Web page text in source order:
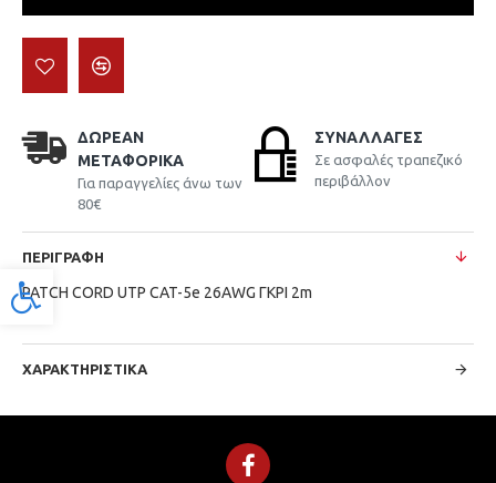
Προσβασιμότητα
ΔΩΡΕΆΝ
ΜΕΤΑΦΟΡΙΚΆ
Για παραγγελίες άνω των
80€
ΣΥΝΑΛΛΑΓΈΣ
Σε ασφαλές τραπεζικό
περιβάλλον
ΠΕΡΙΓΡΑΦΉ
PATCH CORD UTP CAT-5e 26AWG ΓΚΡΙ 2m
ΧΑΡΑΚΤΗΡΙΣΤΙΚΆ